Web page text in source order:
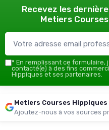
Recevez les
Metiers
* En remplissant ce formulaire,
contacté(e) à des fins
Hippiques et ses partenaires.
Metiers Courses Hippiques
Ajoutez-nous à vos sources